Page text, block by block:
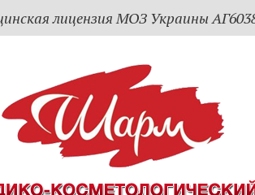
лицензия МОЗ Украины